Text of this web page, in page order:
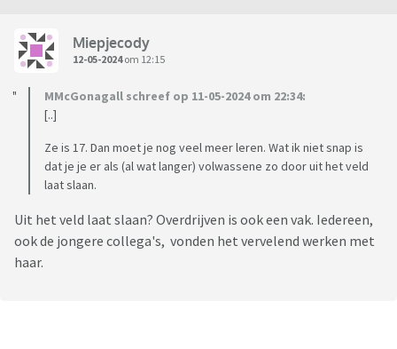
Miepjecody
12-05-2024om 12:15
MMcGonagall schreef op 11-05-2024 om 22:34:
[..]
Ze is 17. Dan moet je nog veel meer leren. Wat ik niet snap is
dat je je er als (al wat langer) volwassene zo door uit het veld
laat slaan.
Uit het veld laat slaan? Overdrijven is ook een vak. Iedereen,
ook de jongere collega's, vonden het vervelend werken met
haar.